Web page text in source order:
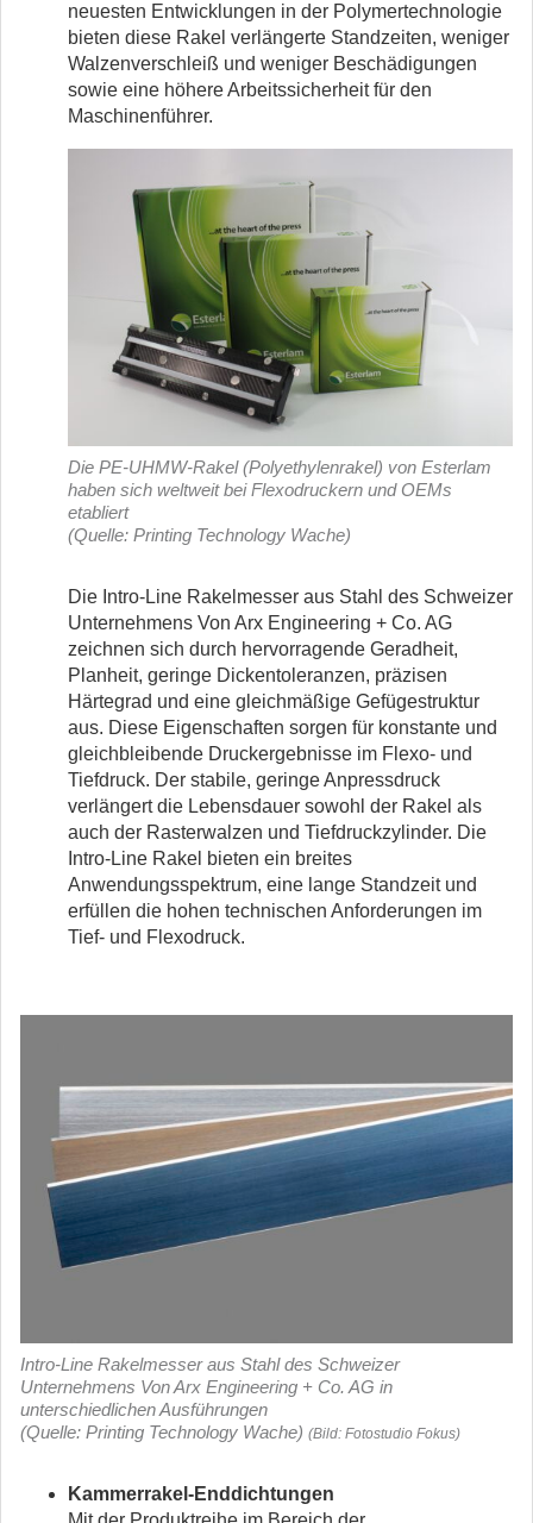
neuesten Entwicklungen in der Polymertechnologie
bieten diese Rakel verlängerte Standzeiten, weniger
Walzenverschleiß und weniger Beschädigungen
sowie eine höhere Arbeitssicherheit für den
Maschinenführer.
Die PE-UHMW-Rakel (Polyethylenrakel) von Esterlam
haben sich weltweit bei Flexodruckern und OEMs
etabliert
(Quelle: Printing Technology Wache)
Die Intro-Line Rakelmesser aus Stahl des Schweizer
Unternehmens Von Arx Engineering + Co. AG
zeichnen sich durch hervorragende Geradheit,
Planheit, geringe Dickentoleranzen, präzisen
Härtegrad und eine gleichmäßige Gefügestruktur
aus. Diese Eigenschaften sorgen für konstante und
gleichbleibende Druckergebnisse im Flexo- und
Tiefdruck. Der stabile, geringe Anpressdruck
verlängert die Lebensdauer sowohl der Rakel als
auch der Rasterwalzen und Tiefdruckzylinder. Die
Intro-Line Rakel bieten ein breites
Anwendungsspektrum, eine lange Standzeit und
erfüllen die hohen technischen Anforderungen im
Tief- und Flexodruck.
Intro-Line Rakelmesser aus Stahl des Schweizer
Unternehmens Von Arx Engineering + Co. AG in
unterschiedlichen Ausführungen
(Quelle: Printing Technology Wache) (Bild: Fotostudio Fokus)
Kammerrakel-Enddichtungen